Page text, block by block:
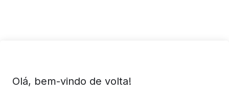
Olá, bem-vindo de volta!